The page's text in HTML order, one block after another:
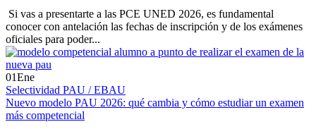
Si vas a presentarte a las PCE UNED 2026, es fundamental
conocer con antelación las fechas de inscripción y de los exámenes
oficiales para poder...
01Ene
Selectividad PAU / EBAU
Nuevo modelo PAU 2026: qué cambia y cómo estudiar un examen
más competencial